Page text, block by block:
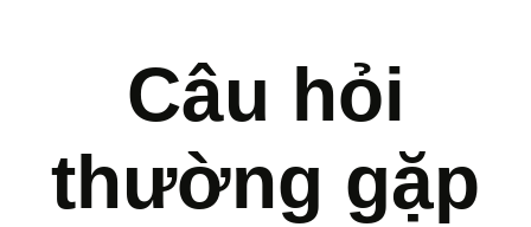
Câu hỏi
thường gặp